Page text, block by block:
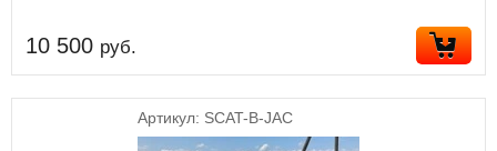
10 500 руб.
Артикул: SCAT-B-JAC